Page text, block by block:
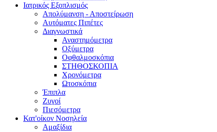
Ιατρικός Εξοπλισμός
Απολύμανση - Αποστείρωση
Αυτόματες Πιπέτες
Διαγνωστικά
Αναστημόμετρα
Οξύμετρα
Οφθαλμοσκόπια
ΣΤΗΘΟΣΚΟΠΙΑ
Χρονόμετρα
Ωτοσκόπια
Έπιπλα
Ζυγοί
Πιεσόμετρα
Κατ'οίκον Νοσηλεία
Αμαξίδια